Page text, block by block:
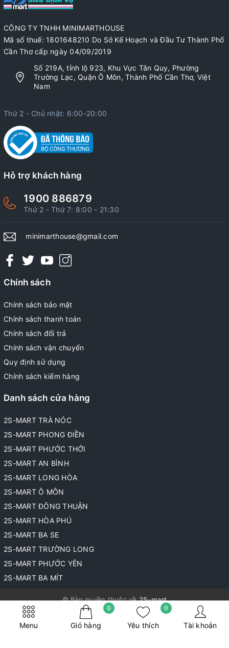
Menu Giỏ hàng
0
Yêu thích
0
Tài khoản
CÔNG TY TNHH MINIMARTHOUSE
Mã số thuế: 1801648210 Do Sở Kế Hoạch và Đầu Tư Thành Phố
Cần Thơ cấp ngày 04/09/2019
Số 219A, tỉnh lộ 923, Khu Vực Tân Quy, Phường
Trường Lạc, Quận Ô Môn, Thành Phố Cần Thơ, Việt
Nam
Thứ 2 - Chủ nhật: 6:00-20:00
Hỗ trợ khách hàng
1900 886879
Thứ 2 - Thứ 7: 8:00 - 21:30
minimarthouse@gmail.com
Chính sách
Chính sách bảo mật
Chính sách thanh toán
Chính sách đổi trả
Chính sách vận chuyển
Quy định sử dụng
Chính sách kiểm hàng
Danh sách cửa hàng
2S-MART TRÀ NÓC
2S-MART PHONG ĐIỀN
2S-MART PHƯỚC THỚI
2S-MART AN BÌNH
2S-MART LONG HÒA
2S-MART Ô MÔN
2S-MART ĐÔNG THUẬN
2S-MART HÒA PHÚ
2S-MART BA SE
2S-MART TRƯỜNG LONG
2S-MART PHƯỚC YÊN
2S-MART BA MÍT
© Bản quyền thuộc về2S-mart
Cung cấp bởi
Sapo